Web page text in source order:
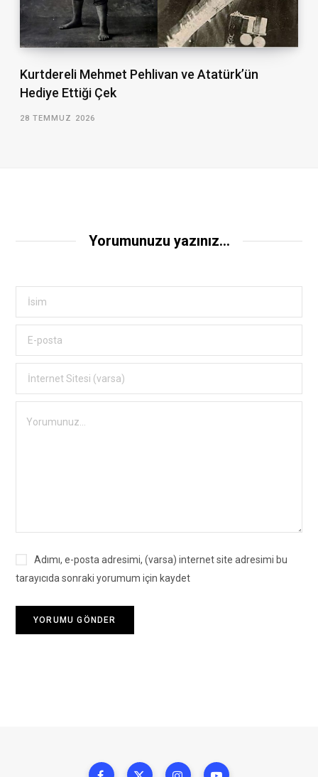
Kurtdereli Mehmet Pehlivan ve Atatürk’ün
Hediye Ettiği Çek
28 TEMMUZ 2026
Yorumunuzu yazınız...
Adımı, e-posta adresimi, (varsa) internet site adresimi bu
tarayıcıda sonraki yorumum için kaydet